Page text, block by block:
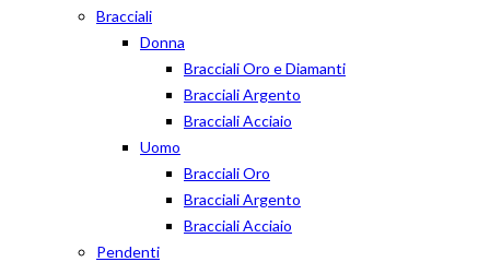
Bracciali
Donna
Bracciali Oro e Diamanti
Bracciali Argento
Bracciali Acciaio
Uomo
Bracciali Oro
Bracciali Argento
Bracciali Acciaio
Pendenti